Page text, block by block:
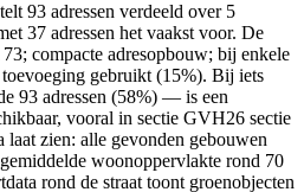
93 adressen verdeeld over 5
37 adressen het vaakst voor. De
compacte adresopbouw; bij enkele
toevoeging gebruikt (15%). Bij iets
93 adressen (58%) — is een
vooral in sectie GVH26 sectie
zien: alle gevonden gebouwen
woonoppervlakte rond 70
rond de straat toont groenobjecten